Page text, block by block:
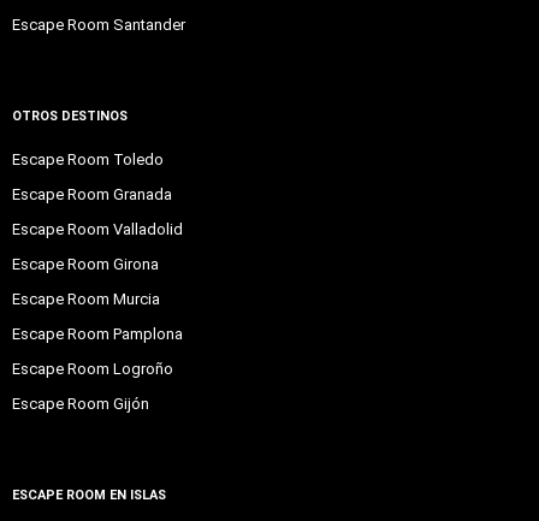
Escape Room Santander
OTROS DESTINOS
Escape Room Toledo
Escape Room Granada
Escape Room Valladolid
Escape Room Girona
Escape Room Murcia
Escape Room Pamplona
Escape Room Logroño
Escape Room Gijón
ESCAPE ROOM EN ISLAS